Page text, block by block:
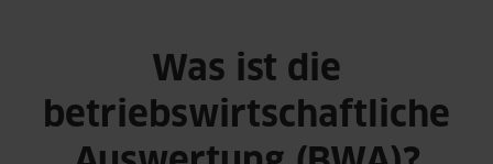
Was ist die
betriebswirtschaftliche